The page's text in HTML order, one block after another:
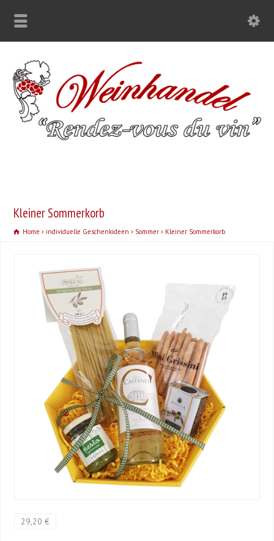
Kleiner Sommerkorb
Home individuelle Geschenkideen Sommer Kleiner Sommerkorb
29,20 €